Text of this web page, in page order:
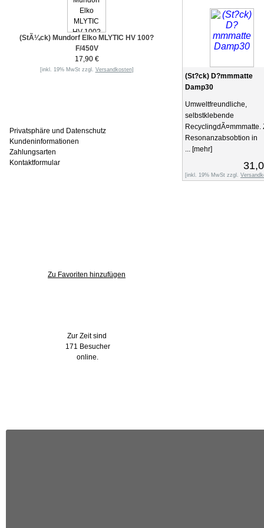
(StÃ¼ck) Mundorf Elko MLYTIC HV 100?
F/450V
17,90 €
[inkl. 19% MwSt zzgl. Versandkosten]
Privatsphäre und Datenschutz
Kundeninformationen
Zahlungsarten
Kontaktformular
Zu Favoriten hinzufügen
Zur Zeit sind
171 Besucher
online.
(St?ck) D?mmmatte
Damp30
Umweltfreundliche,
selbstklebende
RecyclingdÃ¤mmmatte.
Resonanzabsobtion in
... [mehr]
[inkl. 19% MwSt zzgl.